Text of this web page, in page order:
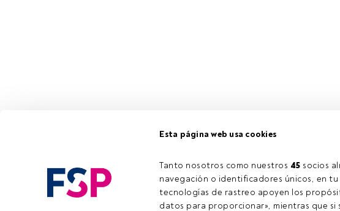
Esta página web usa cookies
Tanto nosotros como nuestros 45 socios
navegación o identificadores únicos, en
tecnologías de rastreo apoyen los
datos para proporcionar», mientras que